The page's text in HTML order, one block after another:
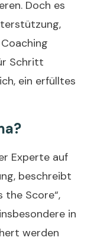
Doch es
Schritt
ein erfülltes
Experte auf
beschreibt
the Score“,
in
werden